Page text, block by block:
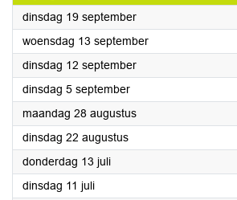
dinsdag 19 september2023
woensdag 13 september2023
dinsdag 12 september2023
dinsdag 5 september2023
maandag 28 augustus2023
dinsdag 22 augustus2023
donderdag 13 juli2023
dinsdag 11 juli2023